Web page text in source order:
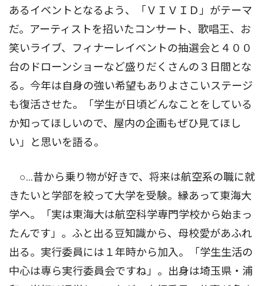
あるイベントとなるよう、「ＶＩＶＩＤ」がテーマ
だ。アーティストを招いたコンサート、歌唱王、お
笑いライブ、フィナーレイベントの抽選会と４００
台のドローンショーなど盛りだくさんの３日間とな
る。今年は自身の強い希望もありよさこいステージ
も復活させた。「学生が日頃どんなことをしている
か知ってほしいので、屋内の企画もぜひ見てほし
い」と思いを語る。
○…昔から乗り物が好きで、将来は航空系の職に就
きたいと学部を絞って大学を受験。縁あって東海大
学へ。「実は東海大は航空科学専門学校から始まっ
たんです」。ふと出る豆知識から、母校愛があふれ
出る。実行委員には１年時から加入。「学生生活の
中心は専ら実行委員会ですね」。出身は埼玉県・浦